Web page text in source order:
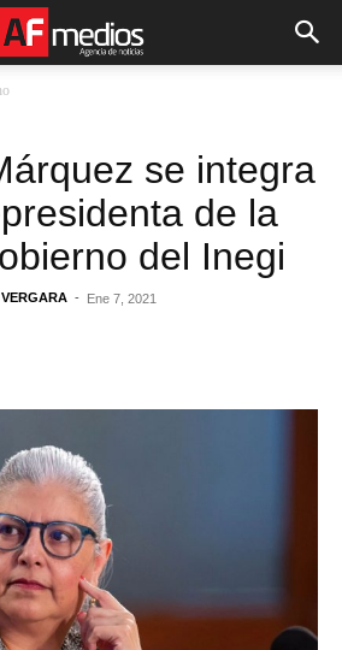
se integra
de la
del Inegi
- Ene 7, 2021